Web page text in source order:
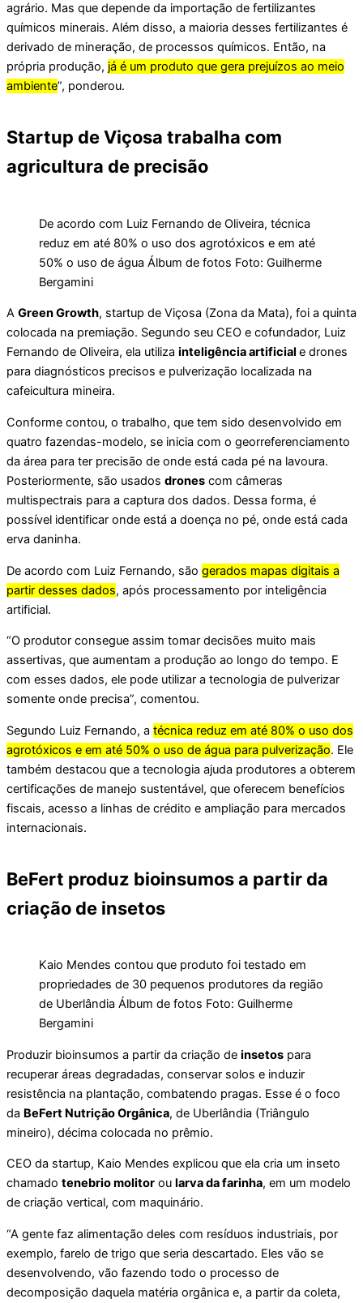
agrário. Mas que depende da importação de fertilizantes
químicos minerais. Além disso, a maioria desses fertilizantes é
derivado de mineração, de processos químicos. Então, na
própria produção, já é um produto que gera prejuízos ao meio
ambiente”, ponderou.
Startup de Viçosa trabalha com
agricultura de precisão
De acordo com Luiz Fernando de Oliveira, técnica
reduz em até 80% o uso dos agrotóxicos e em até
50% o uso de água Álbum de fotos Foto: Guilherme
Bergamini
A Green Growth, startup de Viçosa (Zona da Mata), foi a quinta
colocada na premiação. Segundo seu CEO e cofundador, Luiz
Fernando de Oliveira, ela utiliza inteligência artificial e drones
para diagnósticos precisos e pulverização localizada na
cafeicultura mineira.
Conforme contou, o trabalho, que tem sido desenvolvido em
quatro fazendas-modelo, se inicia com o georreferenciamento
da área para ter precisão de onde está cada pé na lavoura.
Posteriormente, são usados drones com câmeras
multispectrais para a captura dos dados. Dessa forma, é
possível identificar onde está a doença no pé, onde está cada
erva daninha.
De acordo com Luiz Fernando, são gerados mapas digitais a
partir desses dados, após processamento por inteligência
artificial.
“O produtor consegue assim tomar decisões muito mais
assertivas, que aumentam a produção ao longo do tempo. E
com esses dados, ele pode utilizar a tecnologia de pulverizar
somente onde precisa”, comentou.
Segundo Luiz Fernando, a técnica reduz em até 80% o uso dos
agrotóxicos e em até 50% o uso de água para pulverização. Ele
também destacou que a tecnologia ajuda produtores a obterem
certificações de manejo sustentável, que oferecem benefícios
fiscais, acesso a linhas de crédito e ampliação para mercados
internacionais.
BeFert produz bioinsumos a partir da
criação de insetos
Kaio Mendes contou que produto foi testado em
propriedades de 30 pequenos produtores da região
de Uberlândia Álbum de fotos Foto: Guilherme
Bergamini
Produzir bioinsumos a partir da criação de insetos para
recuperar áreas degradadas, conservar solos e induzir
resistência na plantação, combatendo pragas. Esse é o foco
da BeFert Nutrição Orgânica, de Uberlândia (Triângulo
mineiro), décima colocada no prêmio.
CEO da startup, Kaio Mendes explicou que ela cria um inseto
chamado tenebrio molitor ou larva da farinha, em um modelo
de criação vertical, com maquinário.
“A gente faz alimentação deles com resíduos industriais, por
exemplo, farelo de trigo que seria descartado. Eles vão se
desenvolvendo, vão fazendo todo o processo de
decomposição daquela matéria orgânica e, a partir da coleta,